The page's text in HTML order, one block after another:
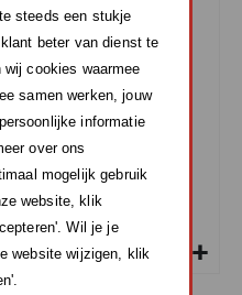
steeds een stukje
beter van dienst te
cookies waarmee
samen werken, jouw
informatie
over ons
mogelijk gebruik
website, klik
Wil je je
website wijzigen, klik